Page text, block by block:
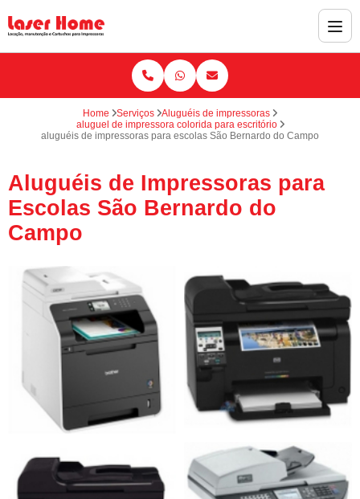
Home Serviços
Aluguéis de impressoras
aluguel de impressora colorida para escritório
aluguéis de impressoras para escolas São Bernardo do Campo
Aluguéis de Impressoras para
Escolas São Bernardo do
Campo